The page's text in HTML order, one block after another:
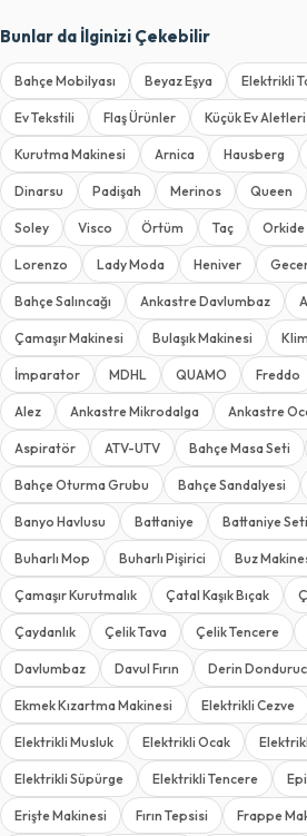
Bunlar da İlginizi Çekebilir
Bahçe Mobilyası Beyaz Eşya Elektrikli
Ev Tekstili Flaş Ürünler Küçük Ev Aletleri
Kurutma Makinesi Arnica Hausberg
Dinarsu Padişah Merinos Queen
Soley Visco Örtüm Taç Orkide
Lorenzo Lady Moda Heniver
Bahçe Salıncağı Ankastre Davlumbaz
Çamaşır Makinesi Bulaşık Makinesi
İmparator MDHL QUAMO Freddo
Alez Ankastre Mikrodalga Ankastre
Aspiratör ATV-UTV Bahçe Masa Seti
Bahçe Oturma Grubu Bahçe Sandalyesi
Banyo Havlusu Battaniye Battaniye Seti
Buharlı Mop Buharlı Pişirici Buz
Çamaşır Kurutmalık Çatal Kaşık Bıçak
Çaydanlık Çelik Tava Çelik Tencere
Davlumbaz Davul Fırın Derin
Ekmek Kızartma Makinesi Elektrikli Cezve
Elektrikli Musluk Elektrikli Ocak
Elektrikli Süpürge Elektrikli Tencere
Erişte Makinesi Fırın Tepsisi Frappe